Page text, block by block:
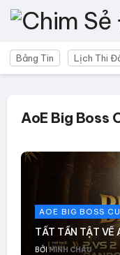
Bảng Tin Lịch Thi
AoE Big Boss
AOE BIG BOSS
TẤT TẦN TẬT VỀ
BỞI MINH CHÂU